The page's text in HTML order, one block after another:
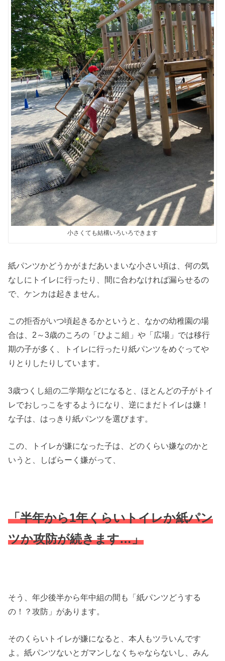
小さくても結構いろいろできます
紙パンツかどうかがまだあいまいな小さい頃は、何の気
なしにトイレに行ったり、間に合わなければ漏らせるの
で、ケンカは起きません。
この拒否がいつ頃起きるかというと、なかの幼稚園の場
合は、2～3歳のころの「ひよこ組」や「広場」では移行
期の子が多く、トイレに行ったり紙パンツをめぐってや
りとりしたりしています。
3歳つくし組の二学期などになると、ほとんどの子がトイ
レでおしっこをするようになり、逆にまだトイレは嫌！
な子は、はっきり紙パンツを選びます。
この、トイレが嫌になった子は、どのくらい嫌なのかと
いうと、しばらーく嫌がって、
「半年から1年くらいトイレか紙パン
ツか攻防が続きます…」
そう、年少後半から年中組の間も「紙パンツどうする
の！？攻防」があります。
そのくらいトイレが嫌になると、本人もツラいんです
よ。紙パンツないとガマンしなくちゃならないし、みん